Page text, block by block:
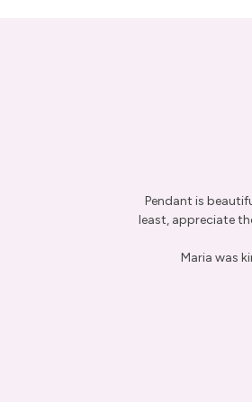
Pendant is
least, appreciate
Maria was